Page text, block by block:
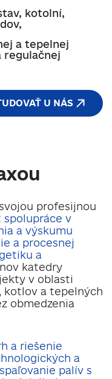
kotolní,
a tepelnej
regulačnej
U NÁS
profesijnou
spolupráce v
a výskumu
a procesnej
a
katedry
v oblasti
kotlov a tepelných
obmedzenia
a riešenie
a
palív s